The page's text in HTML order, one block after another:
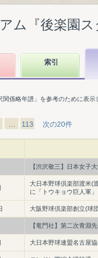
ム『後楽園
索引
関係略年譜」を参考のために表
113 次の20件
【渋沢敬三】日本女子
大日本野球倶楽部渡米(
に「トウキョウ巨人軍
大阪野球倶楽部創立(球
【竜門社】第二次青淵
大日本野球連盟名古屋